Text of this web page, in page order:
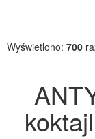
Wyświetlono: 700